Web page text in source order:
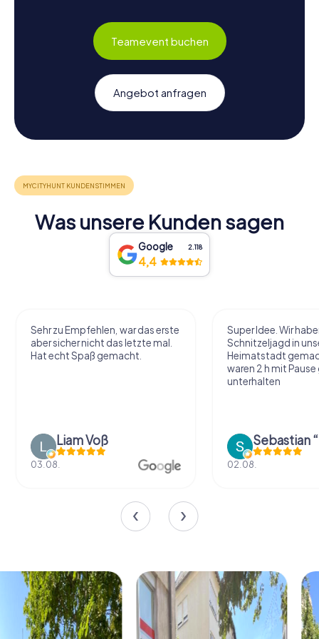
Teamevent buchen
Angebot anfragen
Was unsere Kunden sagen
Google 2.118
4,4
Sehr zu Empfehlen, war das erste
aber sicher nicht das letzte mal.
Hat echt Spaß gemacht.
Liam Voß
03.08.
Super Idee. Wir
Schnitzeljagd in
Heimatstadt
waren 2 h mit
unterhalten
02.08.